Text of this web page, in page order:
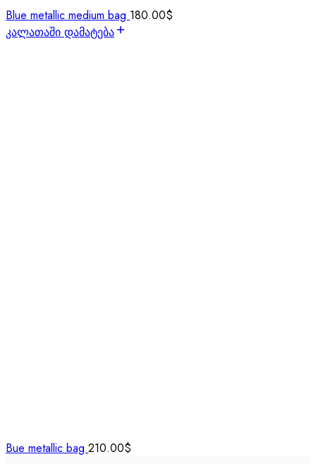
Blue metallic medium bag 180.00$
კალათაში დამატება
Bue metallic bag 210.00$